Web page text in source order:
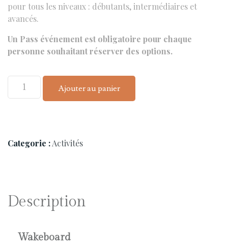
pour tous les niveaux : débutants, intermédiaires et
avancés.
Un Pass événement est obligatoire pour chaque
personne souhaitant réserver des options.
Ajouter au panier
Categorie :Activités
Description
Wakeboard